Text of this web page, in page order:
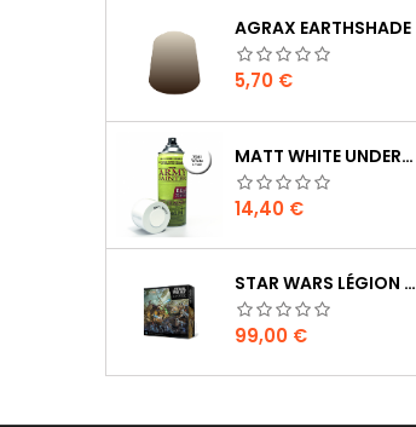
AGRAX EARTHSHADE
Prix
5,70 €
MATT WHITE UNDERCOAT
Prix
14,40 €
STAR WARS LÉGION : BOÎTE DE BASE CLONE WARS
Prix
99,00 €